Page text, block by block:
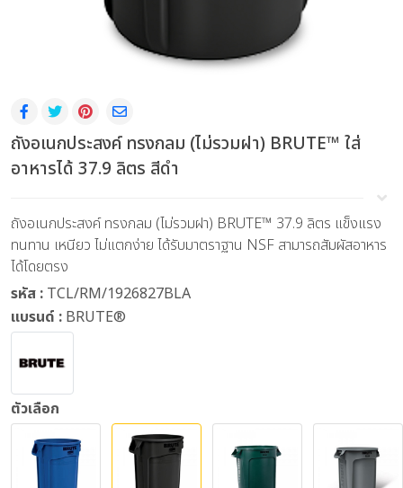
ถังอเนกประสงค์ ทรงกลม (ไม่รวมฝา) BRUTE™ ใส่
อาหารได้ 37.9 ลิตร สีดำ
ถังอเนกประสงค์ ทรงกลม (ไม่รวมฝา) BRUTE™ 37.9 ลิตร แข็งแรง
ทนทาน เหนียว ไม่แตกง่าย ได้รับมาตราฐาน NSF สามารถสัมผัสอาหาร
ได้โดยตรง
รหัส : TCL/RM/1926827BLA
แบรนด์ : BRUTE®
ตัวเลือก